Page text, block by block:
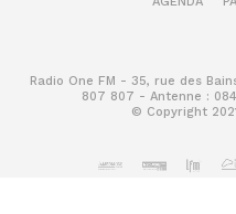
Radio One FM - 35, rue des
807 807 - Antenne :
© Copyright